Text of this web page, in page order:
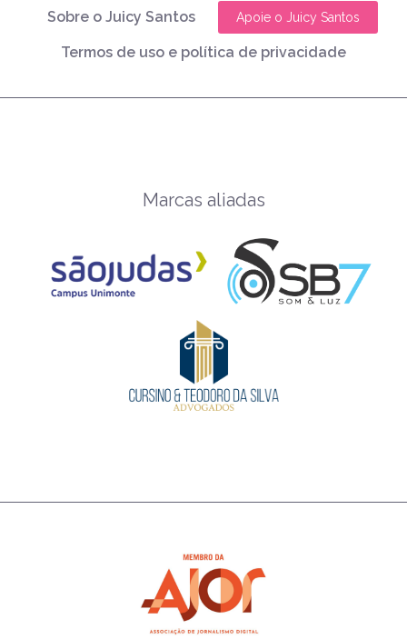
Sobre o Juicy Santos Apoie o Juicy Santos
Termos de uso e política de privacidade
Marcas aliadas